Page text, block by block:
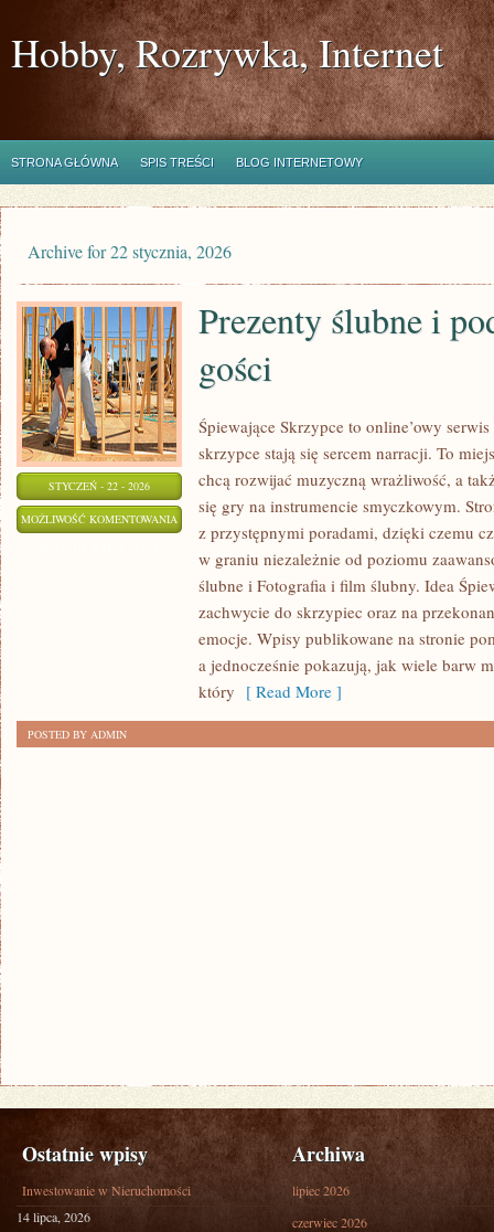
Hobby, Rozrywka, Internet
STRONA GŁÓWNA SPIS TREŚCI BLOG INTERNETOWY
Archive for 22 stycznia, 2026
STYCZEŃ - 22 - 2026
MOŻLIWOŚĆ KOMENTOWANIA PREZENTY
ŚLUBNE
Prezenty ślubne i
gości
Śpiewające Skrzypce to online’owy
skrzypce stają się sercem narracji. To
chcą rozwijać muzyczną wrażliwość, a
się gry na instrumencie smyczkowym.
z przystępnymi poradami, dzięki czemu
w graniu niezależnie od poziomu
ślubne i Fotografia i film ślubny. Idea
zachwycie do skrzypiec oraz na
emocje. Wpisy publikowane na stronie
a jednocześnie pokazują, jak wiele barw
który [ Read More ]
POSTED BY ADMIN
Ostatnie wpisy
Inwestowanie w Nieruchomości
14 lipca, 2026
Archiwa
lipiec 2026
czerwiec 2026